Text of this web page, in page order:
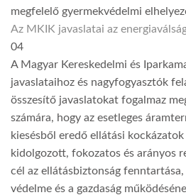
megfelelő gyermekvédelmi
Az MKIK javaslatai az
04
A Magyar Kereskedelmi és
javaslataihoz és nagyfogyasztók
összesítő javaslatokat fogalmaz
számára, hogy az esetleges
kiesésből eredő ellátási kockázatok
kidolgozott, fokozatos és arányos
cél az ellátásbiztonság
védelme és a gazdaság